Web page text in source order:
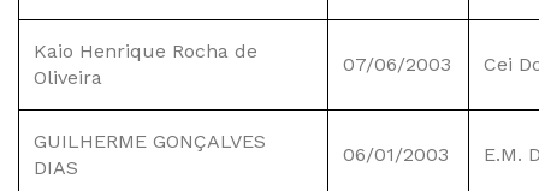
Kaio Henrique Rocha de
Oliveira
07/06/2003 Cei
GUILHERME GONÇALVES
DIAS
06/01/2003 E.M.